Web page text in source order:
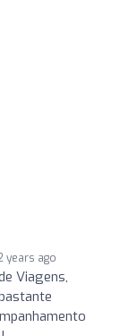
years ago
Viagens,